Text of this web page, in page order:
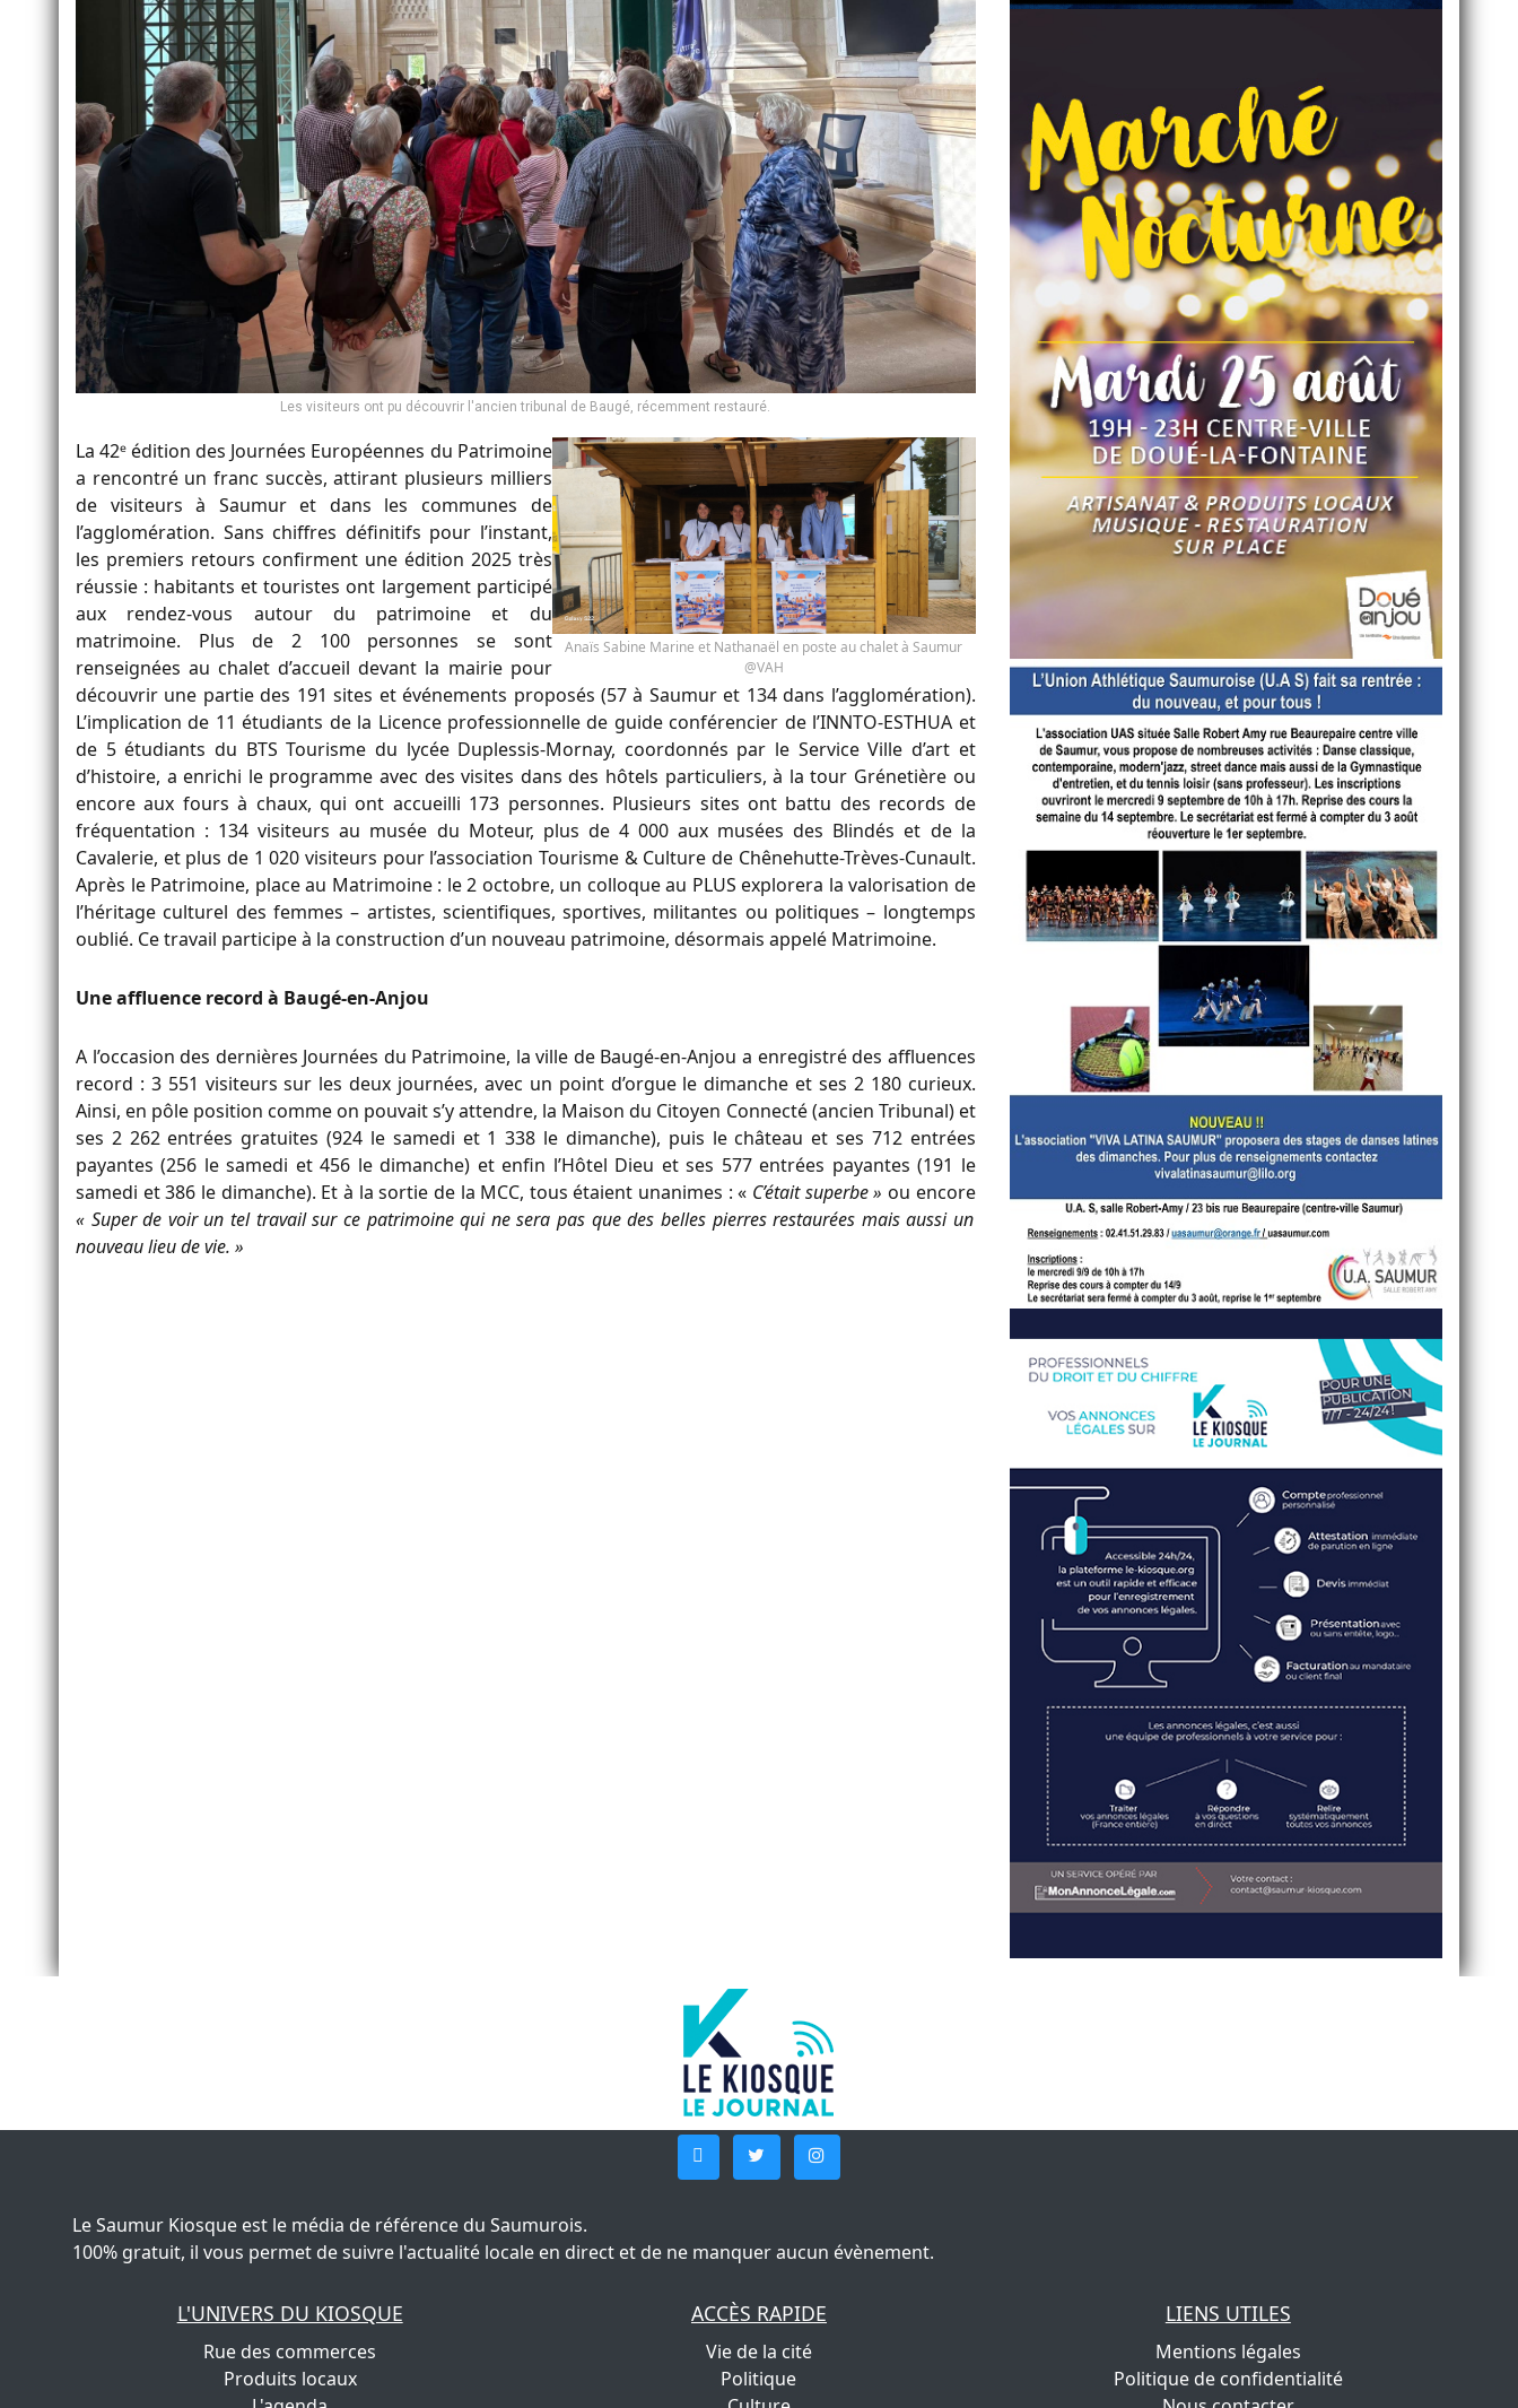
Les visiteurs ont pu découvrir l'ancien tribunal de Baugé, récemment restauré.
Anaïs Sabine Marine et Nathanaël en poste au chalet à Saumur
@VAH
La 42ᵉ édition des Journées Européennes du Patrimoine
a rencontré un franc succès, attirant plusieurs milliers
de visiteurs à Saumur et dans les communes de
l’agglomération. Sans chiffres définitifs pour l’instant,
les premiers retours confirment une édition 2025 très
réussie : habitants et touristes ont largement participé
aux rendez-vous autour du patrimoine et du
matrimoine. Plus de 2 100 personnes se sont
renseignées au chalet d’accueil devant la mairie pour
découvrir une partie des 191 sites et événements proposés (57 à Saumur et 134 dans l’agglomération).
L’implication de 11 étudiants de la Licence professionnelle de guide conférencier de l’INNTO-ESTHUA et
de 5 étudiants du BTS Tourisme du lycée Duplessis-Mornay, coordonnés par le Service Ville d’art et
d’histoire, a enrichi le programme avec des visites dans des hôtels particuliers, à la tour Grénetière ou
encore aux fours à chaux, qui ont accueilli 173 personnes. Plusieurs sites ont battu des records de
fréquentation : 134 visiteurs au musée du Moteur, plus de 4 000 aux musées des Blindés et de la
Cavalerie, et plus de 1 020 visiteurs pour l’association Tourisme & Culture de Chênehutte-Trèves-Cunault.
Après le Patrimoine, place au Matrimoine : le 2 octobre, un colloque au PLUS explorera la valorisation de
l’héritage culturel des femmes – artistes, scientifiques, sportives, militantes ou politiques – longtemps
oublié. Ce travail participe à la construction d’un nouveau patrimoine, désormais appelé Matrimoine.
Une affluence record à Baugé-en-Anjou
A l’occasion des dernières Journées du Patrimoine, la ville de Baugé-en-Anjou a enregistré des affluences
record : 3 551 visiteurs sur les deux journées, avec un point d’orgue le dimanche et ses 2 180 curieux.
Ainsi, en pôle position comme on pouvait s’y attendre, la Maison du Citoyen Connecté (ancien Tribunal) et
ses 2 262 entrées gratuites (924 le samedi et 1 338 le dimanche), puis le château et ses 712 entrées
payantes (256 le samedi et 456 le dimanche) et enfin l’Hôtel Dieu et ses 577 entrées payantes (191 le
samedi et 386 le dimanche). Et à la sortie de la MCC, tous étaient unanimes : « C’était superbe » ou encore
« Super de voir un tel travail sur ce patrimoine qui ne sera pas que des belles pierres restaurées mais aussi un
nouveau lieu de vie. »
Le Saumur Kiosque est le média de référence du Saumurois.
100% gratuit, il vous permet de suivre l'actualité locale en direct et de ne manquer aucun évènement.
L'UNIVERS DU KIOSQUE
Rue des commerces
Produits locaux
ACCÈS RAPIDE
Vie de la cité
Politique
LIENS UTILES
Mentions légales
Politique de confidentialité